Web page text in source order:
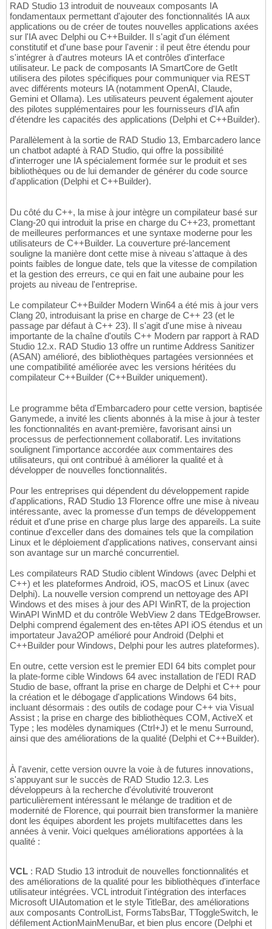
RAD Studio 13 introduit de nouveaux composants IA
fondamentaux permettant d'ajouter des fonctionnalités IA aux
applications ou de créer de toutes nouvelles applications axées
sur l'IA avec Delphi ou C++Builder. Il s'agit d'un élément
constitutif et d'une base pour l'avenir : il peut être étendu pour
s'intégrer à d'autres moteurs IA et contrôles d'interface
utilisateur. Le pack de composants IA SmartCore de GetIt
utilisera des pilotes spécifiques pour communiquer via REST
avec différents moteurs IA (notamment OpenAI, Claude,
Gemini et Ollama). Les utilisateurs peuvent également ajouter
des pilotes supplémentaires pour les fournisseurs d'IA afin
d'étendre les capacités des applications (Delphi et C++Builder).
Parallèlement à la sortie de RAD Studio 13, Embarcadero lance
un chatbot adapté à RAD Studio, qui offre la possibilité
d'interroger une IA spécialement formée sur le produit et ses
bibliothèques ou de lui demander de générer du code source
d'application (Delphi et C++Builder).
Du côté du C++, la mise à jour intègre un compilateur basé sur
Clang-20 qui introduit la prise en charge du C++23, promettant
de meilleures performances et une syntaxe moderne pour les
utilisateurs de C++Builder. La couverture pré-lancement
souligne la manière dont cette mise à niveau s'attaque à des
points faibles de longue date, tels que la vitesse de compilation
et la gestion des erreurs, ce qui en fait une aubaine pour les
projets au niveau de l'entreprise.
Le compilateur C++Builder Modern Win64 a été mis à jour vers
Clang 20, introduisant la prise en charge de C++ 23 (et le
passage par défaut à C++ 23). Il s'agit d'une mise à niveau
importante de la chaîne d'outils C++ Modern par rapport à RAD
Studio 12.x. RAD Studio 13 offre un runtime Address Sanitizer
(ASAN) amélioré, des bibliothèques partagées versionnées et
une compatibilité améliorée avec les versions héritées du
compilateur C++Builder (C++Builder uniquement).
Le programme bêta d'Embarcadero pour cette version, baptisée
Ganymede, a invité les clients abonnés à la mise à jour à tester
les fonctionnalités en avant-première, favorisant ainsi un
processus de perfectionnement collaboratif. Les invitations
soulignent l'importance accordée aux commentaires des
utilisateurs, qui ont contribué à améliorer la qualité et à
développer de nouvelles fonctionnalités.
Pour les entreprises qui dépendent du développement rapide
d'applications, RAD Studio 13 Florence offre une mise à niveau
intéressante, avec la promesse d'un temps de développement
réduit et d'une prise en charge plus large des appareils. La suite
continue d'exceller dans des domaines tels que la compilation
Linux et le déploiement d'applications natives, conservant ainsi
son avantage sur un marché concurrentiel.
Les compilateurs RAD Studio ciblent Windows (avec Delphi et
C++) et les plateformes Android, iOS, macOS et Linux (avec
Delphi). La nouvelle version comprend un nettoyage des API
Windows et des mises à jour des API WinRT, de la projection
WinAPI WinMD et du contrôle WebView 2 dans TEdgeBrowser.
Delphi comprend également des en-têtes API iOS étendus et un
importateur Java2OP amélioré pour Android (Delphi et
C++Builder pour Windows, Delphi pour les autres plateformes).
En outre, cette version est le premier EDI 64 bits complet pour
la plate-forme cible Windows 64 avec installation de l'EDI RAD
Studio de base, offrant la prise en charge de Delphi et C++ pour
la création et le débogage d'applications Windows 64 bits,
incluant désormais : des outils de codage pour C++ via Visual
Assist ; la prise en charge des bibliothèques COM, ActiveX et
Type ; les modèles dynamiques (Ctrl+J) et le menu Surround,
ainsi que des améliorations de la qualité (Delphi et C++Builder).
À l'avenir, cette version ouvre la voie à de futures innovations,
s'appuyant sur le succès de RAD Studio 12.3. Les
développeurs à la recherche d'évolutivité trouveront
particulièrement intéressant le mélange de tradition et de
modernité de Florence, qui pourrait bien transformer la manière
dont les équipes abordent les projets multifacettes dans les
années à venir. Voici quelques améliorations apportées à la
qualité :
VCL : RAD Studio 13 introduit de nouvelles fonctionnalités et
des améliorations de la qualité pour les bibliothèques d'interface
utilisateur intégrées. VCL introduit l'intégration des interfaces
Microsoft UIAutomation et le style TitleBar, des améliorations
aux composants ControlList, FormsTabsBar, TToggleSwitch, le
défilement ActionMainMenuBar, et bien plus encore (Delphi et